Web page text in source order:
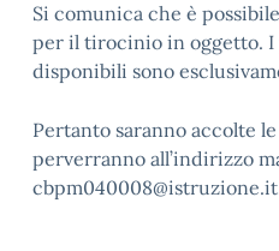
Si comunica che è
per il tirocinio in oggetto. I
disponibili sono
Pertanto saranno accolte
perverranno all’indirizzo